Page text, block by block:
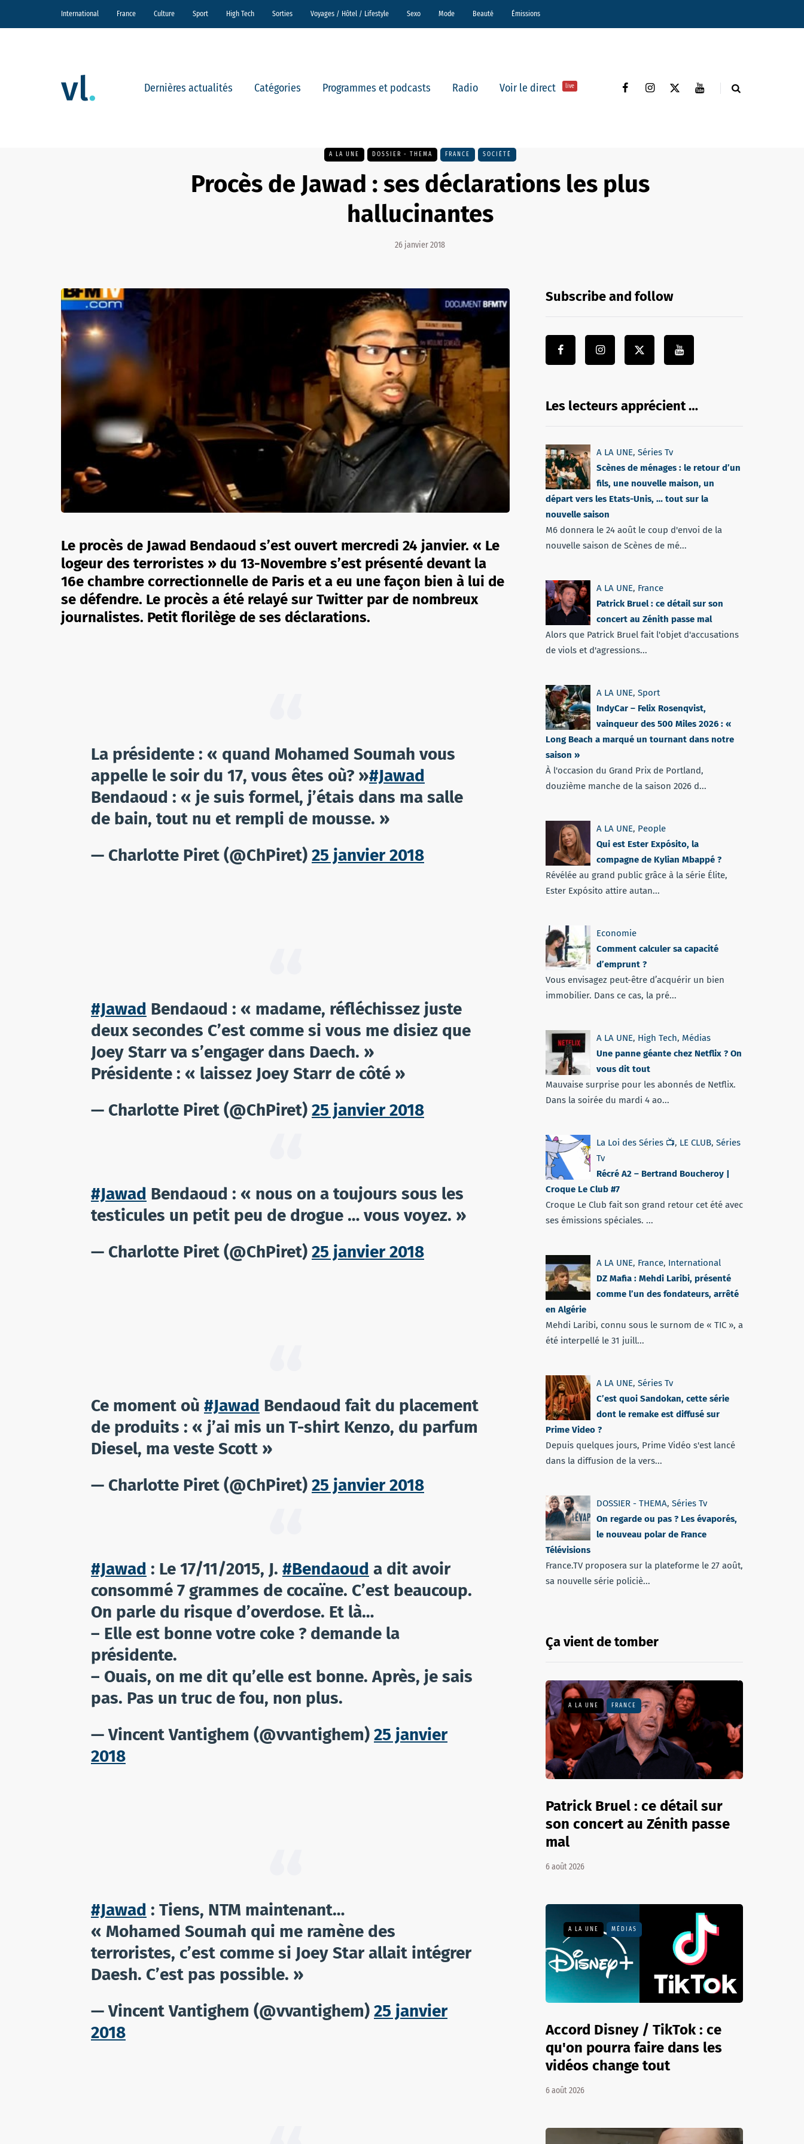
International France Culture Sport High Tech Sorties Voyages / Hôtel / Lifestyle Sexo Mode Beauté Émissions
Dernières actualités Catégories Programmes et podcasts Radio Voir le direct live
A LA UNE DOSSIER - THEMA FRANCE SOCIÉTÉ
Procès de Jawad : ses déclarations les plus
hallucinantes
26 janvier 2018
Le procès de Jawad Bendaoud s’est ouvert mercredi 24 janvier. « Le
logeur des terroristes » du 13-Novembre s’est présenté devant la
16e chambre correctionnelle de Paris et a eu une façon bien à lui de
se défendre. Le procès a été relayé sur Twitter par de nombreux
journalistes. Petit florilège de ses déclarations.
La présidente : « quand Mohamed Soumah vous
appelle le soir du 17, vous êtes où? »#Jawad
Bendaoud : « je suis formel, j’étais dans ma salle
de bain, tout nu et rempli de mousse. »
— Charlotte Piret (@ChPiret) 25 janvier 2018
#Jawad Bendaoud : « madame, réfléchissez juste
deux secondes C’est comme si vous me disiez que
Joey Starr va s’engager dans Daech. »
Présidente : « laissez Joey Starr de côté »
— Charlotte Piret (@ChPiret) 25 janvier 2018
#Jawad Bendaoud : « nous on a toujours sous les
testicules un petit peu de drogue … vous voyez. »
— Charlotte Piret (@ChPiret) 25 janvier 2018
Ce moment où #Jawad Bendaoud fait du placement
de produits : « j’ai mis un T-shirt Kenzo, du parfum
Diesel, ma veste Scott »
— Charlotte Piret (@ChPiret) 25 janvier 2018
#Jawad : Le 17/11/2015, J. #Bendaoud a dit avoir
consommé 7 grammes de cocaïne. C’est beaucoup.
On parle du risque d’overdose. Et là…
– Elle est bonne votre coke ? demande la
présidente.
– Ouais, on me dit qu’elle est bonne. Après, je sais
pas. Pas un truc de fou, non plus.
— Vincent Vantighem (@vvantighem) 25 janvier
2018
#Jawad : Tiens, NTM maintenant…
« Mohamed Soumah qui me ramène des
terroristes, c’est comme si Joey Star allait intégrer
Daesh. C’est pas possible. »
— Vincent Vantighem (@vvantighem) 25 janvier
2018
Subscribe and follow
Les lecteurs apprécient …
A LA UNE, Séries Tv
Scènes de ménages : le retour d’un
fils, une nouvelle maison, un
départ vers les Etats-Unis, … tout sur la
nouvelle saison
M6 donnera le 24 août le coup d'envoi de la
nouvelle saison de Scènes de mé...
A LA UNE, France
Patrick Bruel : ce détail sur son
concert au Zénith passe mal
Alors que Patrick Bruel fait l'objet d'accusations
de viols et d'agressions...
A LA UNE, Sport
IndyCar – Felix Rosenqvist,
vainqueur des 500 Miles 2026 : «
Long Beach a marqué un tournant dans notre
saison »
À l'occasion du Grand Prix de Portland,
douzième manche de la saison 2026 d...
A LA UNE, People
Qui est Ester Expósito, la
compagne de Kylian Mbappé ?
Révélée au grand public grâce à la série Élite,
Ester Expósito attire autan...
Economie
Comment calculer sa capacité
d’emprunt ?
Vous envisagez peut-être d’acquérir un bien
immobilier. Dans ce cas, la pré...
A LA UNE, High Tech, Médias
Une panne géante chez Netflix ? On
vous dit tout
Mauvaise surprise pour les abonnés de Netflix.
Dans la soirée du mardi 4 ao...
La Loi des Séries 📺, LE CLUB, Séries
Tv
Récré A2 – Bertrand Boucheroy |
Croque Le Club #7
Croque Le Club fait son grand retour cet été avec
ses émissions spéciales. ...
A LA UNE, France, International
DZ Mafia : Mehdi Laribi, présenté
comme l’un des fondateurs, arrêté
en Algérie
Mehdi Laribi, connu sous le surnom de « TIC », a
été interpellé le 31 juill...
A LA UNE, Séries Tv
C’est quoi Sandokan, cette série
dont le remake est diffusé sur
Prime Video ?
Depuis quelques jours, Prime Vidéo s'est lancé
dans la diffusion de la vers...
DOSSIER - THEMA, Séries Tv
On regarde ou pas ? Les évaporés,
le nouveau polar de France
Télévisions
France.TV proposera sur la plateforme le 27 août,
sa nouvelle série policiè...
Ça vient de tomber
A LA UNE FRANCE
Patrick Bruel : ce détail sur
son concert au Zénith passe
mal
6 août 2026
A LA UNE MÉDIAS
Accord Disney / TikTok : ce
qu'on pourra faire dans les
vidéos change tout
6 août 2026